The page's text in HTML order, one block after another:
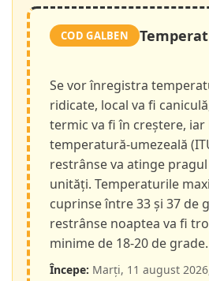
COD GALBEN
Se vor înregistra
ridicate, local va fi
termic va fi în creștere, iar
temperatură-umezeală
restrânse va atinge
unități. Temperaturile
cuprinse între 33 și 37 de
restrânse noaptea va fi
minime de 18-20 de grade.
Începe: Marți, 11 august